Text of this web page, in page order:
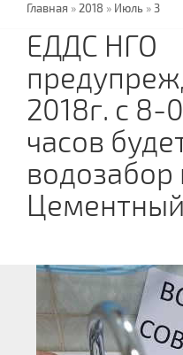
Главная » 2018 » Июль » 3
ЕДДС НГО
2018г. с 8-
часов
водозабор
Цементный